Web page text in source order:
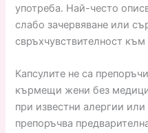
употреба. Най-често
слабо зачервяване или
свръхчувствителност
Капсулите не са
кърмещи жени без
при известни алергии
препоръчва